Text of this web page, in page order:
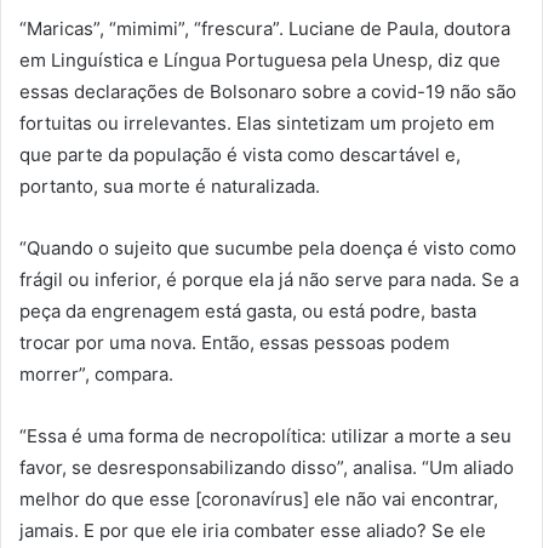
“Maricas”, “mimimi”, “frescura”. Luciane de Paula, doutora
em Linguística e Língua Portuguesa pela Unesp, diz que
essas declarações de Bolsonaro sobre a covid-19 não são
fortuitas ou irrelevantes. Elas sintetizam um projeto em
que parte da população é vista como descartável e,
portanto, sua morte é naturalizada.
“Quando o sujeito que sucumbe pela doença é visto como
frágil ou inferior, é porque ela já não serve para nada. Se a
peça da engrenagem está gasta, ou está podre, basta
trocar por uma nova. Então, essas pessoas podem
morrer”, compara.
“Essa é uma forma de necropolítica: utilizar a morte a seu
favor, se desresponsabilizando disso”, analisa. “Um aliado
melhor do que esse [coronavírus] ele não vai encontrar,
jamais. E por que ele iria combater esse aliado? Se ele